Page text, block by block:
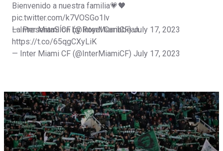
Bienvenido a nuestra familia💗🖤
pic.twitter.com/k7VOSGo1lv
— Inter Miami CF (@InterMiamiCF)July 17, 2023
La PresentaSÍon by Royal Caribbean
https://t.co/65qgCXyLiK
— Inter Miami CF (@InterMiamiCF) July 17, 2023